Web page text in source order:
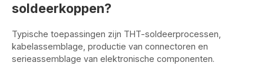
soldeerkoppen?
Typische toepassingen zijn THT-soldeerprocessen,
kabelassemblage, productie van connectoren en
serieassemblage van elektronische componenten.